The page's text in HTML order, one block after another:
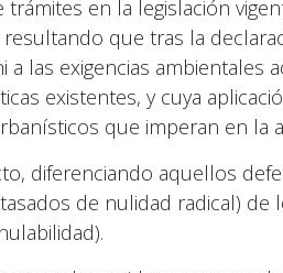
en la legislación
que tras la
las exigencias ambientales
existentes, y cuya
que imperan en la
diferenciando aquellos
de nulidad radical) de